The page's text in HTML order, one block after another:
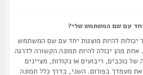
עם שם המשתמש שלי?
להיות מוצגות יחד עם שם המשתמש
מהן יכולה להיות תמונה הקשורה לדרגה
ריבועים או נקודות, מציינים
בפורום. השני, בדרך כלל תמונה